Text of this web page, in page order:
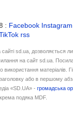
: Facebook Instagram
rss
сайті sd.ua, дозволяється
на сайт sd.ua.
використання матеріалів.
або в першому
«SD.UA» -громадська
подяка MDF.